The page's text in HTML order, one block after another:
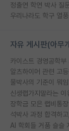
정출연 학연 박사 질
자유 게시판(아무
카이스트 경영공학부
알츠하이머 관련 고
물박사의 기준이 뭐
신생랩가지말라는 이
장학금 모은 랩비통장
AI 학회들 거품 슬슬